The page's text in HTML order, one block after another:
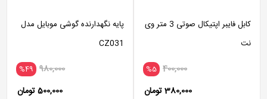
کابل فایبر اپتیکال صوتی 3 متر وی
نت
%5 400,000
380,000 تومان
پایه نگهدارنده گوشی موبایل مدل
CZ031
%49 980,000
500,000 تومان